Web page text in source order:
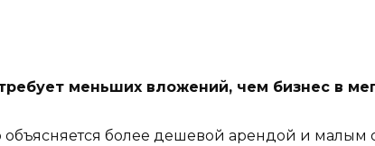
меньших вложений, чем бизнес в
объясняется более дешевой арендой и малым